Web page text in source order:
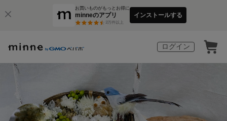
お買いものがもっとお得に
minneのアプリ
3万件以上
インストールする
ログイン